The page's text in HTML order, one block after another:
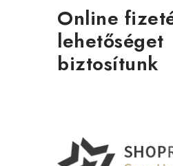
Online
lehetőséget
biztosítunk